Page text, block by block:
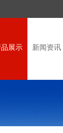
展示 新闻资讯